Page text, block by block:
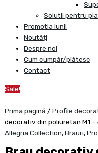
Solutii pentru
Promotia lunii
Noutăți
Despre noi
Cum cumpăr/plătesc
Contact
Sale!
Prima pagină / Profile
decorativ din poliuretan M1 –
Allegria Collection,Brauri,